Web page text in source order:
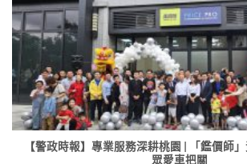
【警政時報】專業服務深耕桃園 | 「鑑價師
眾愛車把關